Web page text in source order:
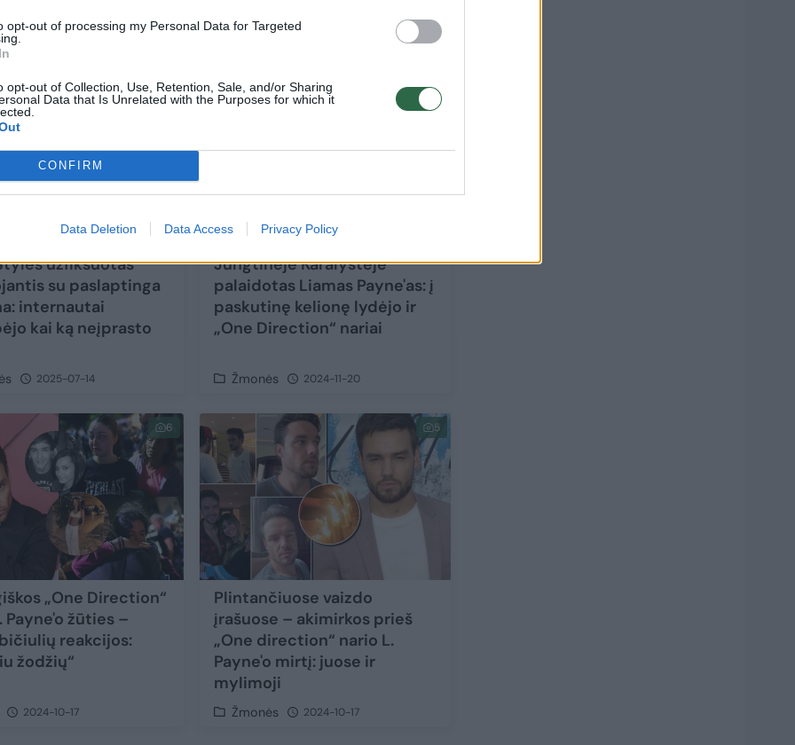
opt-out of processing my Personal Data for Targeted
opt-out of Collection, Use, Retention, Sale, and/or Sharing
Data that Is Unrelated with the Purposes for which it
CONFIRM
Data Deletion Data Access Privacy Policy
11
užfiksuotas
su paslaptinga
internautai
kai ką neįprasto
2025-07-14
13
Jungtinėje Karalystėje
palaidotas Liamas Payne'as: į
paskutinę kelionę lydėjo ir
„One Direction“ nariai
Žmonės 2024-11-20
6
„One Direction“
Payne'o žūties –
reakcijos:
žodžių“
2024-10-17
5
Plintančiuose vaizdo
įrašuose – akimirkos prieš
„One direction“ nario L.
Payne'o mirtį: juose ir
mylimoji
Žmonės 2024-10-17